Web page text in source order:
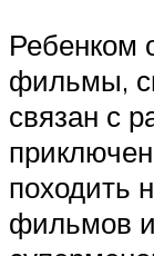
Ребенком
фильмы,
связан с
походить
фильмов